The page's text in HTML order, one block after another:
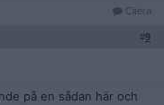
Citera
#9
på en sådan här och